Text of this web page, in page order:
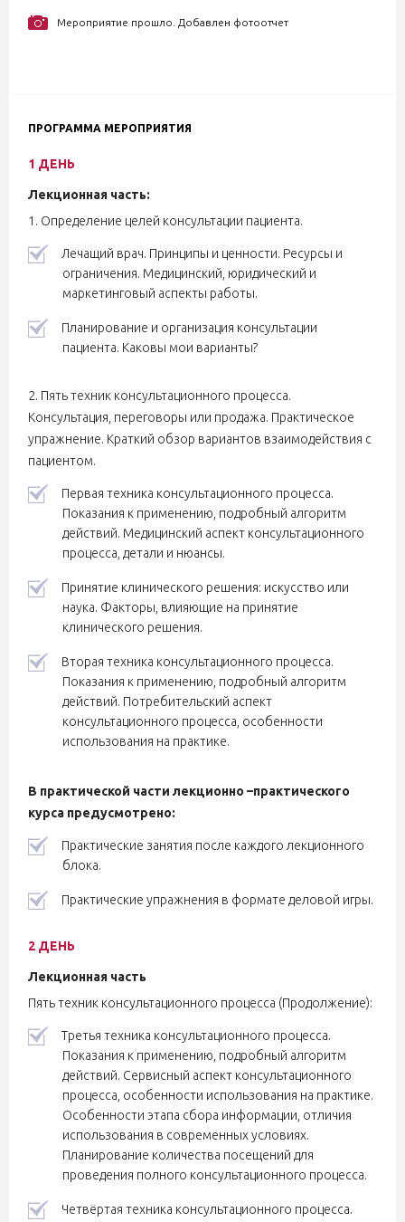
Мероприятие прошло. Добавлен фотоотчет
ПРОГРАММА МЕРОПРИЯТИЯ
1 ДЕНЬ
Лекционная часть:
1. Определение целей консультации пациента.
Лечащий врач. Принципы и ценности. Ресурсы и
ограничения. Медицинский, юридический и
маркетинговый аспекты работы.
Планирование и организация консультации
пациента. Каковы мои варианты?
2. Пять техник консультационного процесса.
Консультация, переговоры или продажа. Практическое
упражнение. Краткий обзор вариантов взаимодействия с
пациентом.
Первая техника консультационного процесса.
Показания к применению, подробный алгоритм
действий. Медицинский аспект консультационного
процесса, детали и нюансы.
Принятие клинического решения: искусство или
наука. Факторы, влияющие на принятие
клинического решения.
Вторая техника консультационного процесса.
Показания к применению, подробный алгоритм
действий. Потребительский аспект
консультационного процесса, особенности
использования на практике.
В практической части лекционно –практического
курса предусмотрено:
Практические занятия после каждого лекционного
блока.
Практические упражнения в формате деловой игры.
2 ДЕНЬ
Лекционная часть
Пять техник консультационного процесса (Продолжение):
Третья техника консультационного процесса.
Показания к применению, подробный алгоритм
действий. Сервисный аспект консультационного
процесса, особенности использования на практике.
Особенности этапа сбора информации, отличия
использования в современных условиях.
Планирование количества посещений для
проведения полного консультационного процесса.
Четвёртая техника консультационного процесса.